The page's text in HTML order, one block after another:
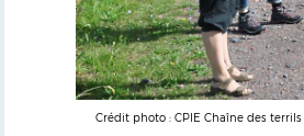
Crédit photo : CPIE Chaîne des